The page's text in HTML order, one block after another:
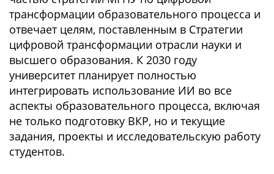
трансформации образовательного процесса и
отвечает целям, поставленным в Стратегии
цифровой трансформации отрасли науки и
высшего образования. К 2030 году
университет планирует полностью
интегрировать использование ИИ во все
аспекты образовательного процесса, включая
не только подготовку ВКР, но и текущие
задания, проекты и исследовательскую работу
студентов.